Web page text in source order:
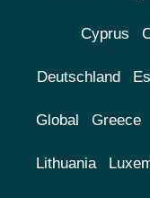
Cyprus
Deutschland
Global Greece
Lithuania